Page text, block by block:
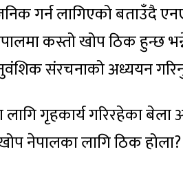
गर्न लागिएको
कस्तो खोप ठिक हुन्छ
संरचनाको अध्ययन
गृहकार्य गरिरहेका बेला
नेपालका लागि ठिक होला?